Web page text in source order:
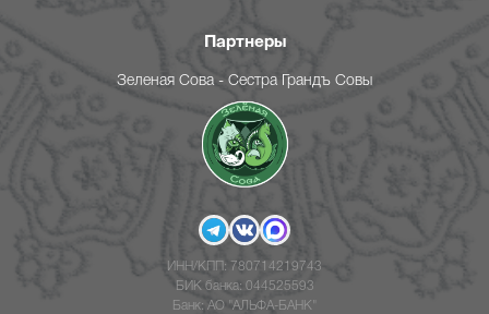
Партнеры
Зеленая Сова - Сестра Грандъ Совы
Telegram
VK Max
ИНН/КПП: 780714219743
БИК банка: 044525593
Банк: АО "АЛЬФА-БАНК"